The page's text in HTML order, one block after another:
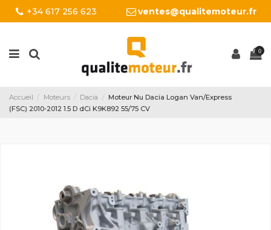
+34 617 256 623 ventes@qualitemoteur.fr
0
Accueil Moteurs Dacia
Moteur Nu Dacia Logan Van/Express
(FSC) 2010-2012 1.5 D dCi K9K892 55/75 CV